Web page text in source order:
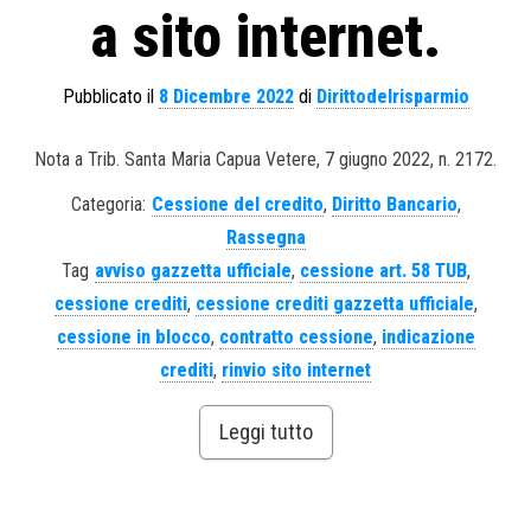
a sito internet.
Pubblicato il 8 Dicembre 2022di Dirittodelrisparmio
Nota a Trib. Santa Maria Capua Vetere, 7 giugno 2022, n. 2172.
Categoria: Cessione del credito, Diritto Bancario,
Rassegna
Tag avviso gazzetta ufficiale, cessione art. 58 TUB,
cessione crediti, cessione crediti gazzetta ufficiale,
cessione in blocco, contratto cessione, indicazione
crediti, rinvio sito internet
Leggi tutto